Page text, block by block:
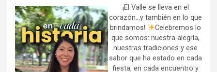
h
¡El Valle se lleva en el
corazón…y también en lo que
brindamos!
Celebremos lo
que somos: nuestra alegría,
nuestras tradiciones y ese
sabor que ha estado en cada
fiesta, en cada encuentro y